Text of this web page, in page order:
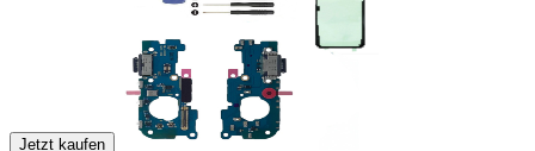
Jetzt kaufen